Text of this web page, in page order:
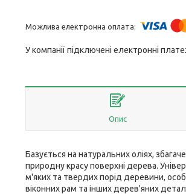
У компанії підключені електронні
Опис
Базується на натуральних оліях,
природну красу поверхні дерева.
м'яких та твердих порід деревини,
віконних рам та інших дерев'яних